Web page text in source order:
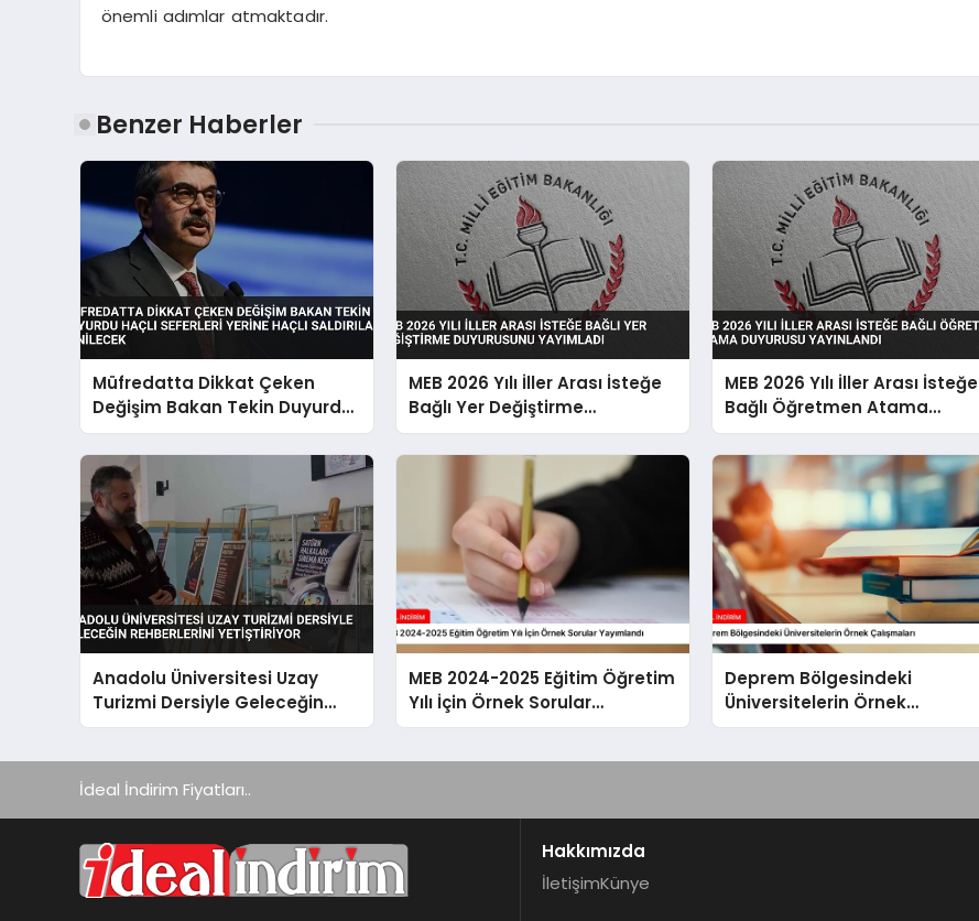
önemli adımlar atmaktadır.
Benzer Haberler
Müfredatta Dikkat Çeken
Değişim Bakan Tekin Duyurdu
Haçlı Seferleri Yerine Haçlı
Saldırıları Denilecek
MEB 2026 Yılı İller Arası İsteğe
Bağlı Yer Değiştirme
Duyurusunu Yayımladı
MEB 2026 Yılı İller Arası İsteğe
Bağlı Öğretmen Atama
Duyurusu Yayınlandı
Anadolu Üniversitesi Uzay
Turizmi Dersiyle Geleceğin
Rehberlerini Yetiştiriyor
MEB 2024-2025 Eğitim Öğretim
Yılı İçin Örnek Sorular
Yayımlandı
Deprem Bölgesindeki
Üniversitelerin Örnek
Çalışmaları
İdeal İndirim Fiyatları..
Hakkımızda
İletişimKünye